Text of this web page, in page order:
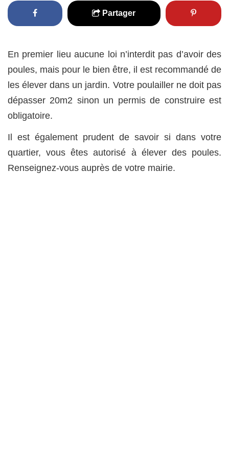
Partager
En premier lieu aucune loi n’interdit pas d’avoir des
poules, mais pour le bien être, il est recommandé de
les élever dans un jardin. Votre poulailler ne doit pas
dépasser 20m2 sinon un permis de construire est
obligatoire.
Il est également prudent de savoir si dans votre
quartier, vous êtes autorisé à élever des poules.
Renseignez-vous auprès de votre mairie.